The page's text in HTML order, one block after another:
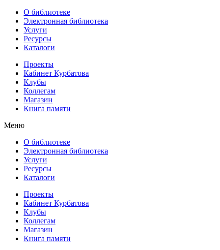
О библиотеке
Электронная библиотека
Услуги
Ресурсы
Каталоги
Проекты
Кабинет Курбатова
Клубы
Коллегам
Магазин
Книга памяти
Меню
О библиотеке
Электронная библиотека
Услуги
Ресурсы
Каталоги
Проекты
Кабинет Курбатова
Клубы
Коллегам
Магазин
Книга памяти